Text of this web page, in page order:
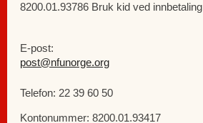
8200.01.93786 Bruk kid ved innbetaling
E-post:
post@nfunorge.org
Telefon: 22 39 60 50
Kontonummer: 8200.01.93417